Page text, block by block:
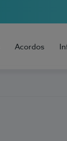
Acordos